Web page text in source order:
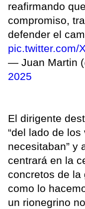
reafirmando
compromiso,
defender el
pic.twitter.com/
— Juan Martin
2025
El dirigente
“del lado de
necesitaban” y
centrará en la
concretos de la
como lo
un rionegrino